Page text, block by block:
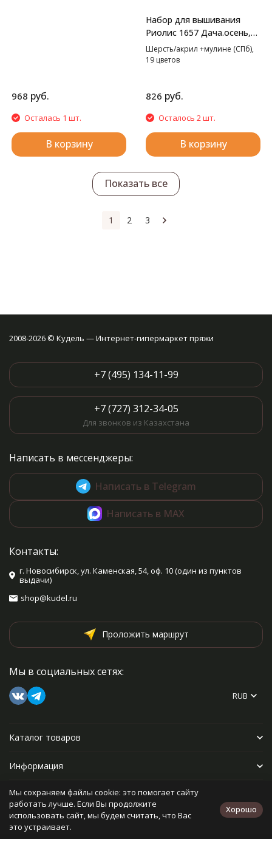
968 руб.
Осталась 1 шт.
В корзину
Набор для вышивания
Риолис 1657 Дача.осень,
20*30 см
Шерсть/акрил +мулине (СПб),
19 цветов
826 руб.
Осталось 2 шт.
В корзину
Показать все
1 2 3
2008-2026 © Кудель — Интернет-гипермаркет пряжи
+7 (495) 134-11-99
+7 (727) 312-34-05
Для звонков из Казахстана
Написать в мессенджеры:
Написать в Telegram
Написать в MAX
Контакты:
г. Новосибирск, ул. Каменская, 54, оф. 10 (один из пунктов
выдачи)
shop@kudel.ru
Проложить маршрут
Мы в социальных сетях:
RUB
Каталог товаров
Информация
Прочее
Политика персональных данных
Мы сохраняем файлы cookie: это помогает сайту
работать лучше. Если Вы продолжите
использовать сайт, мы будем считать, что Вас
это устраивает.
Хорошо